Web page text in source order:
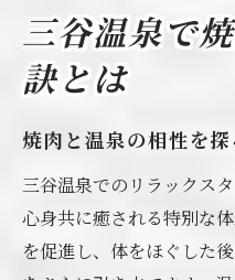
焼肉と共に楽し
蒲郡市で発見！焼肉
焼肉と温泉で癒
蒲郡市で人気の
地元食材を使っ
温泉でのリラ
三谷温泉で
訣とは
焼肉と温泉の相性を探
三谷温泉でのリラックス
心身共に癒される特別な
を促進し、体をほぐした